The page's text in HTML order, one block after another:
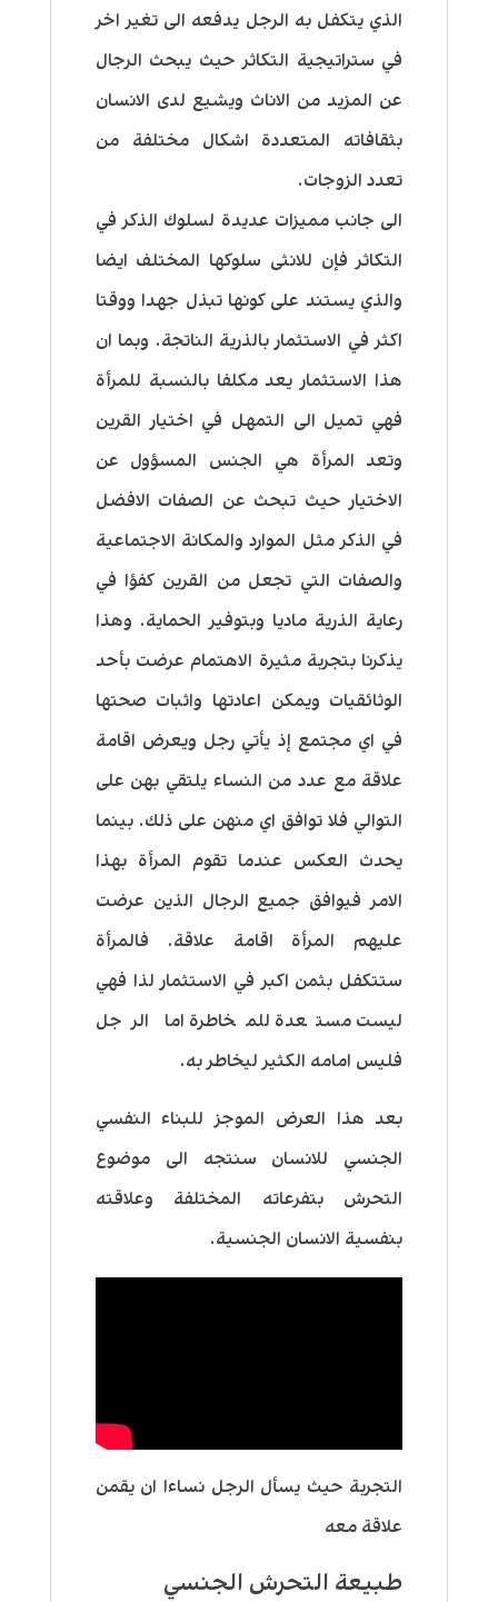
الذي يتكفل به الرجل يدفعه الى تغير اخر
في ستراتيجية التكاثر حيث يبحث الرجال
عن المزيد من الاناث ويشيع لدى الانسان
بثقافاته المتعددة اشكال مختلفة من
تعدد الزوجات.
الى جانب مميزات عديدة لسلوك الذكر في
التكاثر فإن للانثى سلوكها المختلف ايضا
والذي يستند على كونها تبذل جهدا ووقتا
اكثر في الاستثمار بالذرية الناتجة. وبما ان
هذا الاستثمار يعد مكلفا بالنسبة للمرأة
فهي تميل الى التمهل في اختيار القرين
وتعد المرأة هي الجنس المسؤول عن
الاختيار حيث تبحث عن الصفات الافضل
في الذكر مثل الموارد والمكانة الاجتماعية
والصفات التي تجعل من القرين كفؤا في
رعاية الذرية ماديا وبتوفير الحماية. وهذا
يذكرنا بتجربة مثيرة الاهتمام عرضت بأحد
الوثائقيات ويمكن اعادتها واثبات صحتها
في اي مجتمع إذ يأتي رجل ويعرض اقامة
علاقة مع عدد من النساء يلتقي بهن على
التوالي فلا توافق اي منهن على ذلك. بينما
يحدث العكس عندما تقوم المرأة بهذا
الامر فيوافق جميع الرجال الذين عرضت
عليهم المرأة اقامة علاقة. فالمرأة
ستتكفل بثمن اكبر في الاستثمار لذا فهي
ليست مستعدة للمخاطرة اما الرجل
فليس امامه الكثير ليخاطر به.
بعد هذا العرض الموجز للبناء النفسي
الجنسي للانسان سنتجه الى موضوع
التحرش بتفرعاته المختلفة وعلاقته
بنفسية الانسان الجنسية.
التجربة حيث يسأل الرجل نساءا ان يقمن
علاقة معه
طبيعة التحرش الجنسي